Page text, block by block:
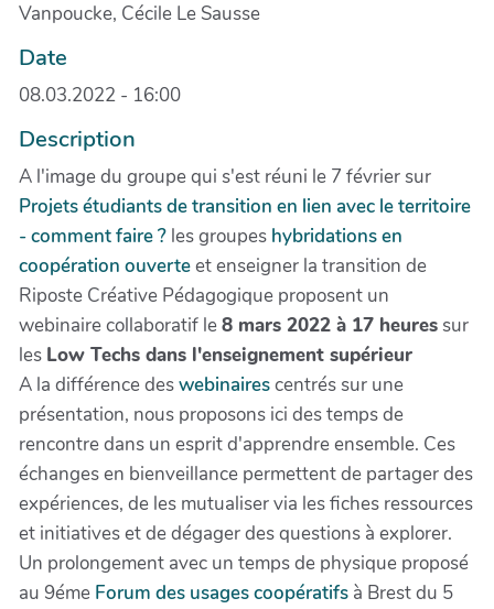
Vanpoucke, Cécile Le Sausse
Date
08.03.2022 - 16:00
Description
A l'image du groupe qui s'est réuni le 7 février sur
Projets étudiants de transition en lien avec le territoire
- comment faire ? les groupes hybridations en
coopération ouverteet enseigner la transition de
Riposte Créative Pédagogique proposent un
webinaire collaboratif le8 mars 2022 à 17 heuressur
les Low Techs dans l'enseignement supérieur
A la différence deswebinairescentrés sur une
présentation, nous proposons ici des temps de
rencontre dans un esprit d'apprendre ensemble. Ces
échanges en bienveillance permettent de partager des
expériences, de les mutualiser via les fiches ressources
et initiatives et de dégager des questions à explorer.
Un prolongement avec un temps de physique proposé
au 9éme Forum des usages coopératifs à Brest du 5